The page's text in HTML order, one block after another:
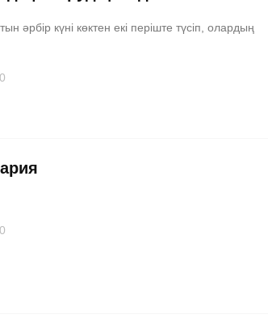
әрбір күні көктен екі періште түсіп, олардың